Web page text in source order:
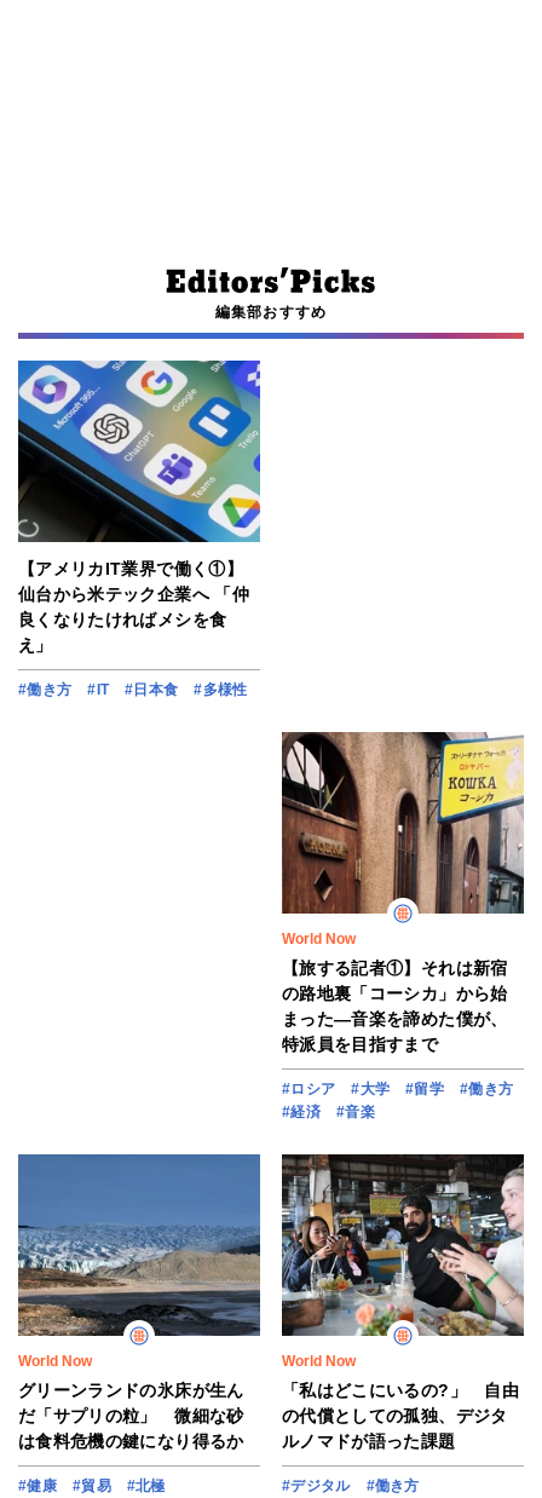
編集部おすすめ
【アメリカIT業界で働く①】
仙台から米テック企業へ 「仲
良くなりたければメシを食
え」
#働き方 #IT #日本食 #多様性
World Now
【旅する記者①】それは新宿
の路地裏「コーシカ」から始
まった―音楽を諦めた僕が、
特派員を目指すまで
#ロシア #大学 #留学
#働き方
#経済
#音楽
World Now
グリーンランドの氷床が生ん
だ「サプリの粒」 微細な砂
は食料危機の鍵になり得るか
#健康 #貿易
#北極
World Now
「私はどこにいるの?」 自由
の代償としての孤独、デジタ
ルノマドが語った課題
#デジタル #働き方